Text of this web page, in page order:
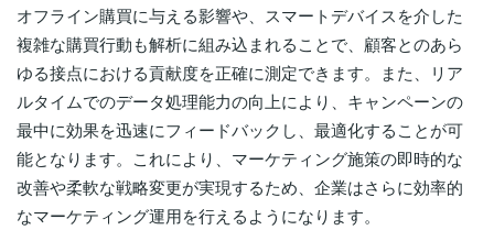
オフライン購買に与える影響や、スマートデバイスを介した
複雑な購買行動も解析に組み込まれることで、顧客とのあら
ゆる接点における貢献度を正確に測定できます。また、リア
ルタイムでのデータ処理能力の向上により、キャンペーンの
最中に効果を迅速にフィードバックし、最適化することが可
能となります。これにより、マーケティング施策の即時的な
改善や柔軟な戦略変更が実現するため、企業はさらに効率的
なマーケティング運用を行えるようになります。